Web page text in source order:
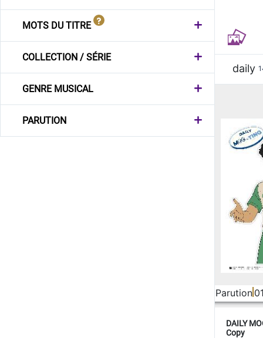
MOTS DU TITRE
COLLECTION / SÉRIE
GENRE MUSICAL
PARUTION
daily
Parution
DAILY
Copy